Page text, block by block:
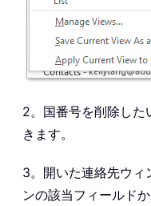
2。国番号を削除した
きます。
3。開いた連絡先ウィ
ンの該当フィールド